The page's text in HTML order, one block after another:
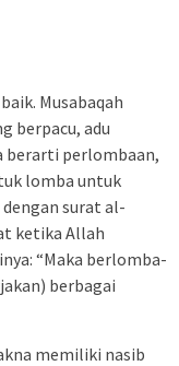
Musabaqah
berpacu, adu
berarti perlombaan,
lomba untuk
surat al-
ketika Allah
“Maka berlomba-
berbagai
memiliki nasib